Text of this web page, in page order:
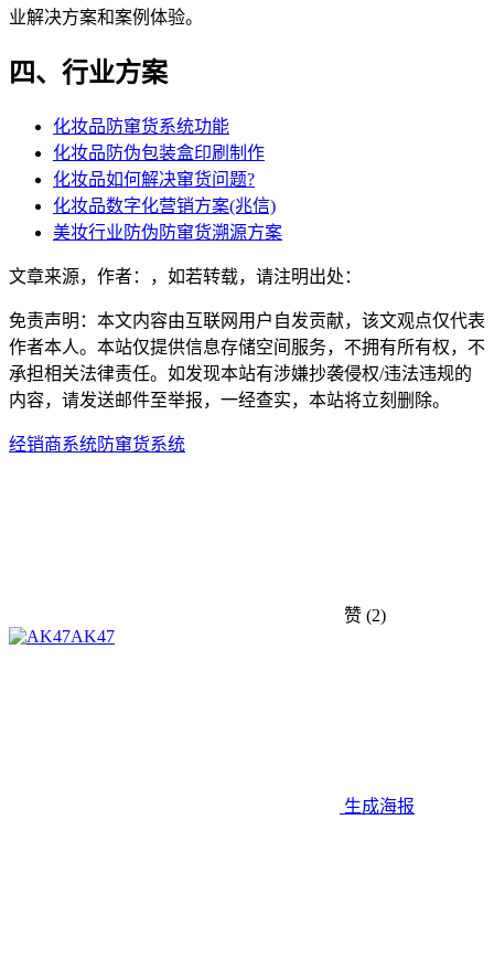
业解决方案和案例体验。
四、行业方案
化妆品防窜货系统功能
化妆品防伪包装盒印刷制作
化妆品如何解决窜货问题?
化妆品数字化营销方案(兆信)
美妆行业防伪防窜货溯源方案
文章来源，作者：，如若转载，请注明出处：
免责声明：本文内容由互联网用户自发贡献，该文观点仅代表
作者本人。本站仅提供信息存储空间服务，不拥有所有权，不
承担相关法律责任。如发现本站有涉嫌抄袭侵权/违法违规的
内容，请发送邮件至举报，一经查实，本站将立刻删除。
经销商系统防窜货系统
赞 (2)
AK47
生成海报